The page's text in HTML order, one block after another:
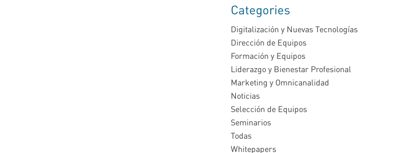
Categories
Digitalización y Nuevas Tecnologías
Dirección de Equipos
Formación y Equipos
Liderazgo y Bienestar Profesional
Marketing y Omnicanalidad
Noticias
Selección de Equipos
Seminarios
Todas
Whitepapers